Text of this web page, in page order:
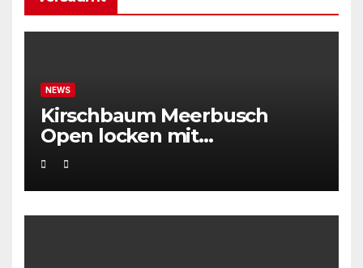
NEWS
Kirschbaum Meerbusch
Open locken mit
Weltklassetennis